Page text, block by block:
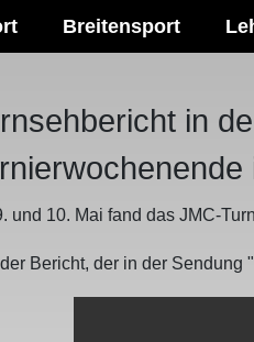
Breitensport
in
und 10. Mai fand das JMC-
Bericht, der in der Sendung